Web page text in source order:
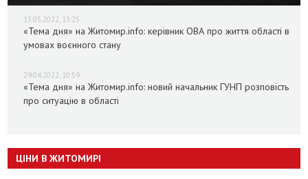
13.05.2022, 13:25
«Тема дня» на Житомир.info: керівник ОВА про життя області в
умовах воєнного стану
29.04.2022, 10:59
«Тема дня» на Житомир.info: новий начальник ГУНП розповість
про ситуацію в області
ЦІНИ В ЖИТОМИРІ